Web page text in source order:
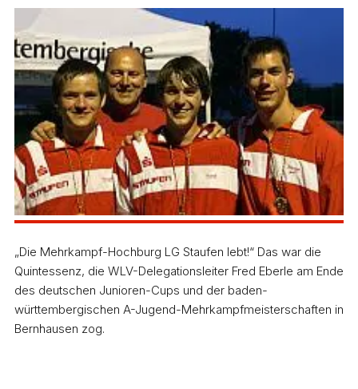
„Die Mehrkampf-Hochburg LG Staufen lebt!“ Das war die
Quintessenz, die WLV-Delegationsleiter Fred Eberle am Ende
des deutschen Junioren-Cups und der baden-
württembergischen A-Jugend-Mehrkampfmeisterschaften in
Bernhausen zog.